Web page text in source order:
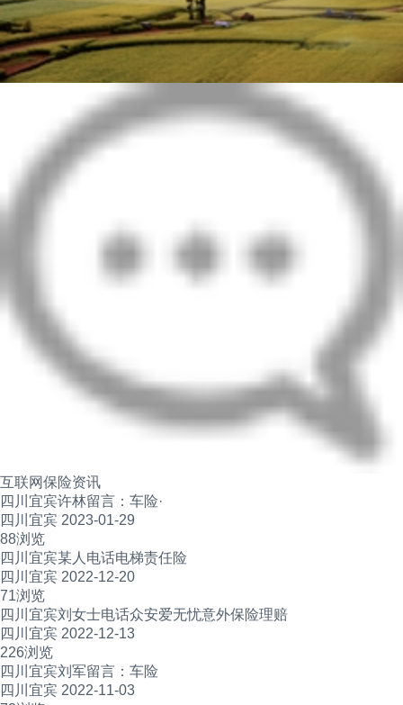
互联网保险资讯
四川宜宾许林留言：车险·
四川宜宾 2023-01-29
88浏览
四川宜宾某人电话电梯责任险
四川宜宾 2022-12-20
71浏览
四川宜宾刘女士电话众安爱无忧意外保险理赔
四川宜宾 2022-12-13
226浏览
四川宜宾刘军留言：车险
四川宜宾 2022-11-03